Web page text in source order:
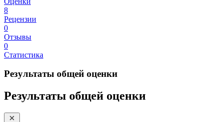
8
Рецензии
0
Отзывы
0
Статистика
Результаты общей оценки
Результаты общей оценки